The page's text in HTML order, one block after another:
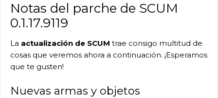
Notas del parche de SCUM
0.1.17.9119
La actualización de SCUM trae consigo multitud de
cosas que veremos ahora a continuación. ¡Esperamos
que te gusten!
Nuevas armas y objetos